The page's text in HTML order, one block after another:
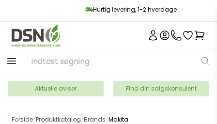
Hurtig levering, 1-2 hverdage
Aktuelle aviser Find din salgskonsulent
Forside/Produktkatalog/Brands/Makita